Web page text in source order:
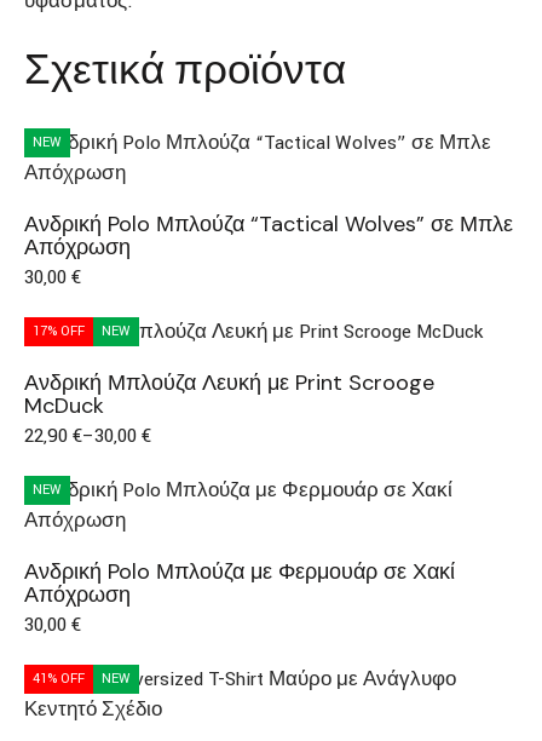
Σχετικά προϊόντα
NEW
Ανδρική Polo Μπλούζα “Tactical Wolves” σε Μπλε
Απόχρωση
30,00€
17% OFF NEW
Ανδρική Μπλούζα Λευκή με Print Scrooge
McDuck
22,90€–30,00€
NEW
Ανδρική Polo Μπλούζα με Φερμουάρ σε Χακί
Απόχρωση
30,00€
41% OFF NEW